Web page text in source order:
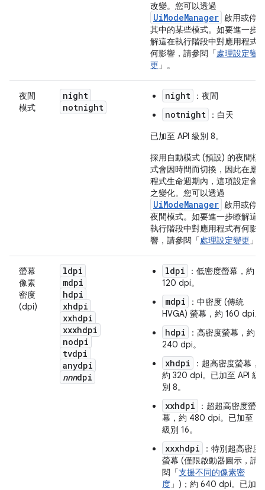
改變。您可以透過
UiModeManager 啟用或停用
其中的某些模式。如要進一步
解這在執行階段中對應用程式
何影響，請參閱「處理設定變
更 」。
夜間
模式
night
notnight
night ：夜間
notnight
：白天
已加至 API 級別 8。
採用自動模式 (預設) 的夜間模
式會因時間而切換，因此在應
程式生命週期內，這項設定會
之變化。您可以透過
UiModeManager 啟用或停用
夜間模式。如要進一步瞭解這
執行階段中對應用程式有何影
響，請參閱「處理設定變更 」
螢幕
像素
密度
(dpi)
ldpi
mdpi
hdpi
xhdpi
xxhdpi
xxxhdpi
nodpi
tvdpi
anydpi
nnndpi
ldpi
：低密度螢幕，約
120 dpi。
mdpi
：中密度 (傳統
HVGA) 螢幕，約 160 dpi。
hdpi
：高密度螢幕，約
240 dpi。
xhdpi
：超高密度螢幕，
約 320 dpi。已加至 API 級
別 8。
xxhdpi
：超超高密度螢
幕，約 480 dpi。已加至
級別 16。
xxxhdpi
：特別超高密度
螢幕 (僅限啟動器圖示，請
閱「支援不同的像素密
度 」)；約 640 dpi。已加至